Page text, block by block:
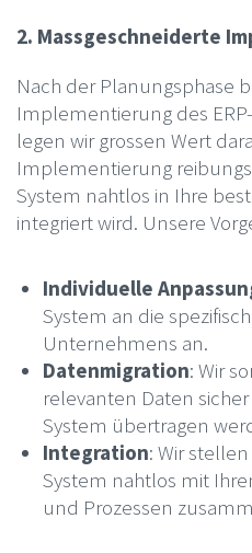
2. Massgeschneiderte
Nach der Planungsphase
Implementierung des
legen wir grossen Wert
Implementierung
System nahtlos in Ihre
integriert wird. Unsere
Individuelle
System an die
Unternehmens an.
Datenmigration: Wir
relevanten Daten
System übertragen
Integration: Wir stellen
System nahtlos mit
und Prozessen